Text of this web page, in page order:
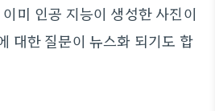
미 인공 지능이 생성한 사진이
대한 질문이 뉴스화 되기도 합